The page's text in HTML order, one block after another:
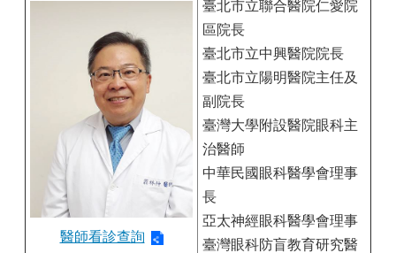
醫師看診查詢
臺北市立聯合醫院仁愛院
區院長
臺北市立中興醫院院長
臺北市立陽明醫院主任及
副院長
臺灣大學附設醫院眼科主
治醫師
中華民國眼科醫學會理事
長
亞太神經眼科醫學會理事
臺灣眼科防盲教育研究醫